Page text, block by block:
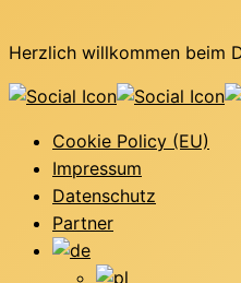
Herzlich willkommen beim
Cookie Policy (EU)
Impressum
Datenschutz
Partner